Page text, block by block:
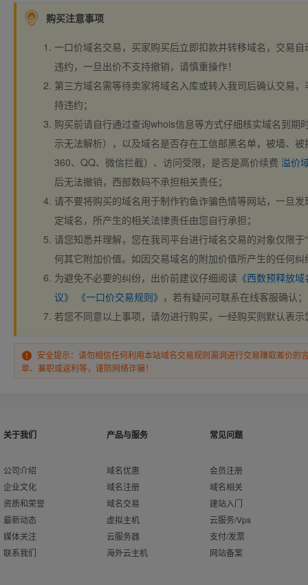
购买注意事项
一口价域名交易，买家购买后立即扣款并转移域名，交易
违约，一旦出价不支持撤销，请慎重操作！
第三方域名需等待卖家将域名入库或转入我司后确认交易
持违约；
购买前请自行通过查询whois信息等方式仔细核实域名到期
示无法解析），以及域名是否存在工信部黑名单，被墙、
360、QQ、微信拦截）、访问受限，是否是高价续费 溢价
后无法撤销，西部数码不承担相关责任；
请不要将购买的域名用于制作钓鱼诈骗色情等网站，一旦
定域名，所产生的相关法律责任由您自行承担；
请您知悉并理解，您在我司平台进行域名交易的对象仅限于
何其它附加价值。如因交易域名的附加价值所产生的任何
为避免不必要的纠纷，出价前建议仔细阅读 《西数预释放
议》
《一口价交易规则》 ，若有疑问可联系在线客服确认；
若您不同意以上事项，请勿进行购买，一经购买则默认表
安全提示：请勿相信任何利用本站域名交易规则漏洞进行交易赚取差价的
单、兼职或返利等，谨防网络诈骗！
关于我们
公司介绍
企业文化
资质和荣誉
最新动态
媒体关注
联系我们
产品与服务
域名优惠
域名注册
域名交易
虚拟主机
云服务器
海外云主机
常见问题
会员注册
域名相关
建站入门
云服务/Vps
支付/发票
网站备案